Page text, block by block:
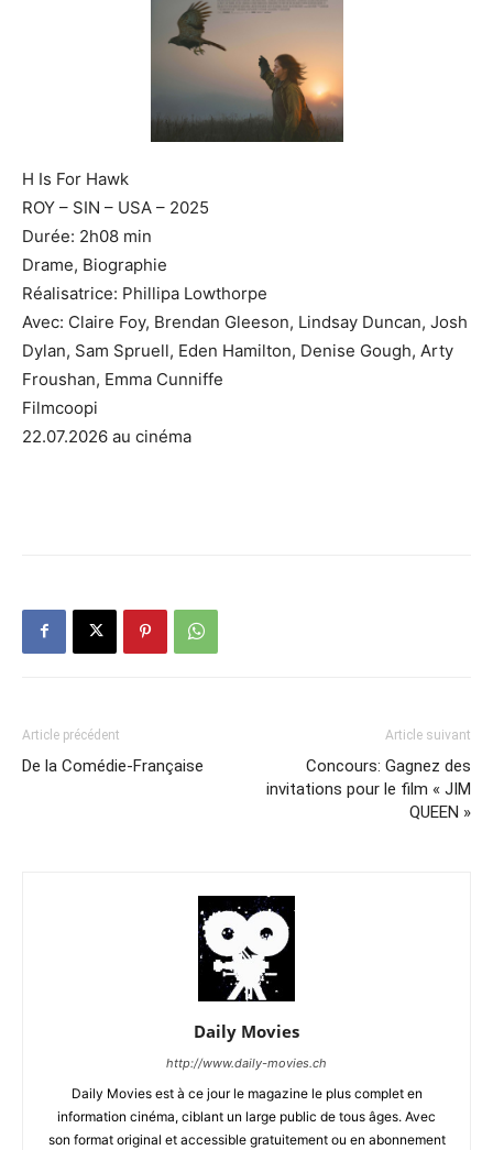
H Is For Hawk
ROY – SIN – USA – 2025
Durée: 2h08 min
Drame, Biographie
Réalisatrice: Phillipa Lowthorpe
Avec: Claire Foy, Brendan Gleeson, Lindsay Duncan, Josh
Dylan, Sam Spruell, Eden Hamilton, Denise Gough, Arty
Froushan, Emma Cunniffe
Filmcoopi
22.07.2026 au cinéma
Article précédent
De la Comédie-Française
Article suivant
Concours: Gagnez des
invitations pour le film « JIM
QUEEN »
Daily Movies
http://www.daily-movies.ch
Daily Movies est à ce jour le magazine le plus complet en
information cinéma, ciblant un large public de tous âges. Avec
son format original et accessible gratuitement ou en abonnement